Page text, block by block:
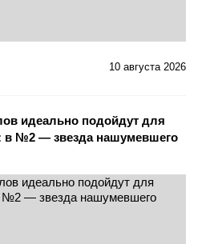
10 августа 2026
идеально подойдут для
в №2 — звезда нашумевшего